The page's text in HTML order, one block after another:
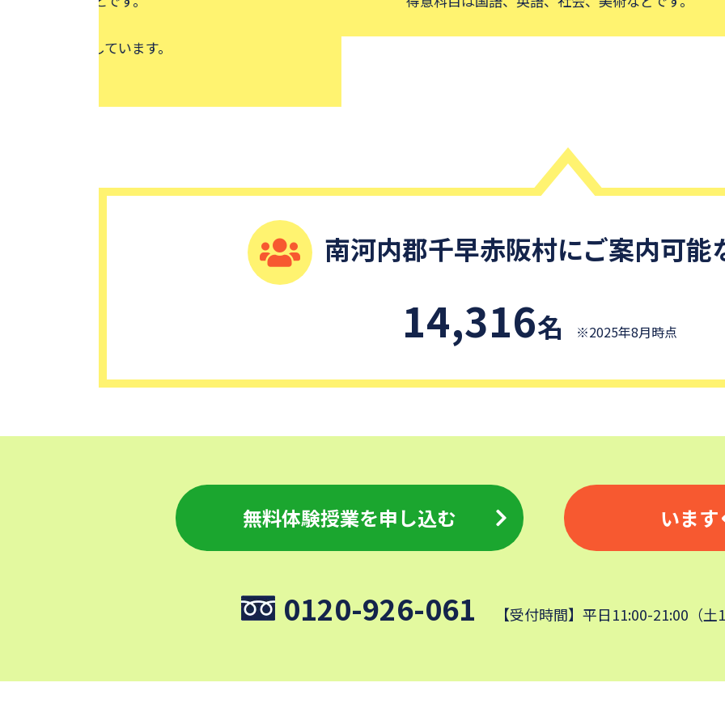
南河内郡千早赤阪村にご案内可能
14,316名 ※2025年8月時点
無料体験授業を申し込む いま
0120-926-061 【受付時間】平日11:00-21:00（